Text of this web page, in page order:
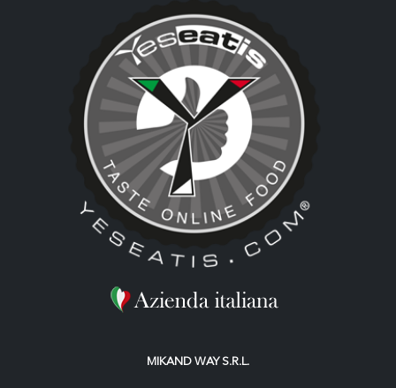
MIKAND WAY S.R.L.